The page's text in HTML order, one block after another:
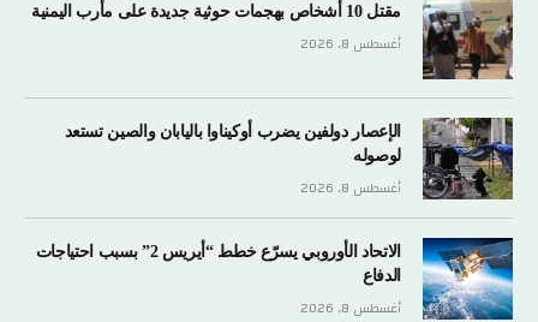
مقتل 10 أشخاص بهجمات حوثية جديدة على مأرب اليمنية
أغسطس 8, 2026
الإعصار دولفين يضرب أوكيناوا باليابان والصين تستعد
لوصوله
أغسطس 8, 2026
الاتحاد الأوروبي يسرّع خطط “أيريس 2” بسبب احتياجات
الدفاع
أغسطس 8, 2026